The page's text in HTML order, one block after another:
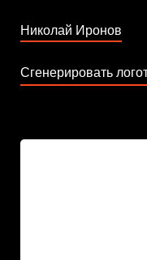
Николай Иронов
Сгенерировать